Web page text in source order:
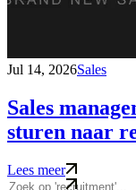
Jul 14, 2026Sales
Sales
sturen naar
Lees meer